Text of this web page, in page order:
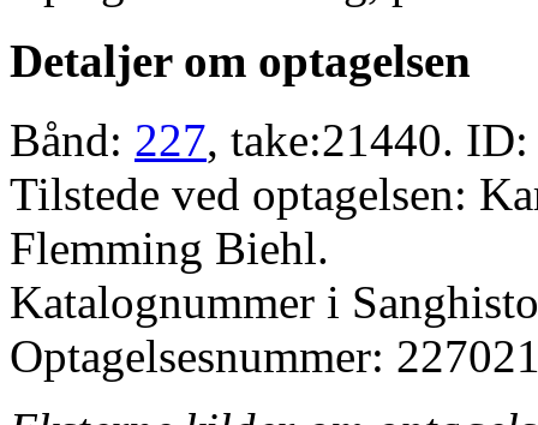
Detaljer om optagelsen
Bånd: 227, take:21440.
Tilstede ved optagelsen:
Flemming Biehl.
Katalognummer i
Optagelsesnummer: